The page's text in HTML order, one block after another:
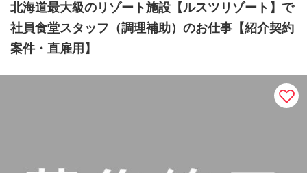
北海道最大級のリゾート施設【ルスツリゾート】で
社員食堂スタッフ（調理補助）のお仕事【紹介契約
案件・直雇用】